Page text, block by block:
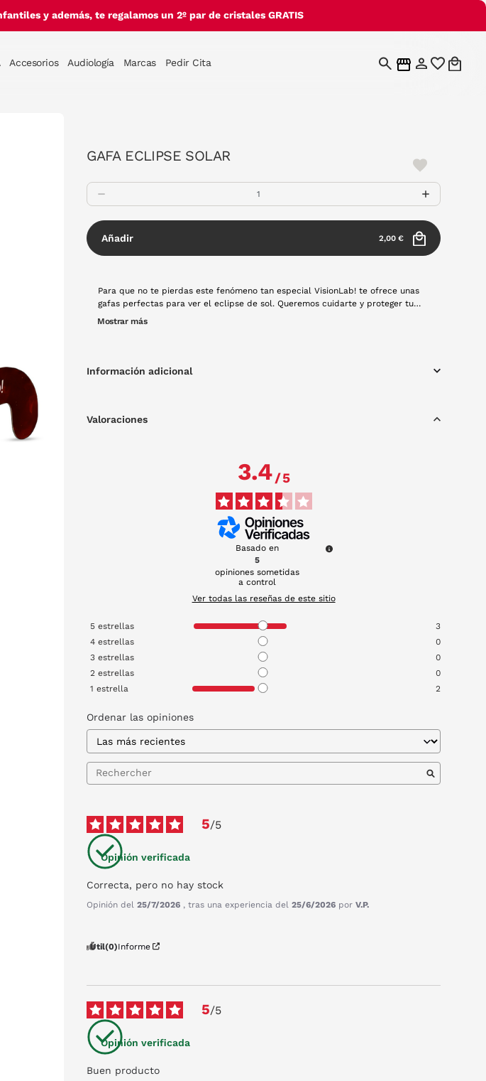
y además, te regalamos un 2º par de cristales GRATIS
Accesorios Audiología Marcas Pedir Cita
GAFA ECLIPSE SOLAR
Añadir 2,00 €
Para que no te pierdas este fenómeno tan especial VisionLab! te ofrece unas
gafas perfectas para ver el eclipse de sol. Queremos cuidarte y proteger tu
vista. No te arriesgues, usa gafas certificadas y homologadas para poder ver
Mostrar más
Información adicional
Valoraciones
3.4/5
Basado en
5
opiniones sometidas
a control
Ver todas las reseñas de este sitio
5estrellas
3
4estrellas
0
3estrellas
0
2estrellas
0
1estrella 2
Ordenar las opiniones
5/5
Opinión verificada
Correcta, pero no hay stock
Opinión del25/7/2026 , tras una experiencia del25/6/2026 porV.P.
Útil(0)Informe
5/5
Opinión verificada
Buen producto